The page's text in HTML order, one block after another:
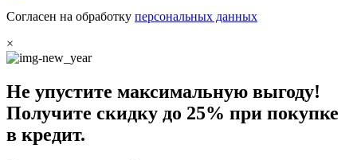
Согласен на обработку персональных данных
×
Не упустите максимальную выгоду!
Получите скидку до 25% при покупке
в кредит.